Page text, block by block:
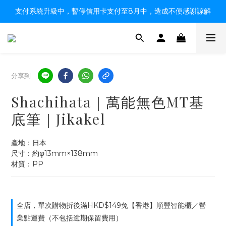
【限時9折】HK$149順豐自取、HK$299上門／OK免運費
支付系統升級中，暫停信用卡支付至8月中，造成不便感謝諒解
【限時9折】HK$149順豐自取、HK$299上門／OK免運費
分享到
Shachihata｜萬能無色MT基
底筆｜Jikakel
產地：日本
尺寸：約φ13mm×138mm
材質：PP
全店，單次購物折後滿HKD$149免【香港】順豐智能櫃／營
業點運費（不包括逾期保留費用）